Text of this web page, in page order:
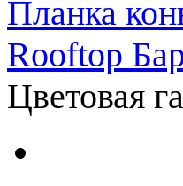
Планка
Rooftop
Цветовая